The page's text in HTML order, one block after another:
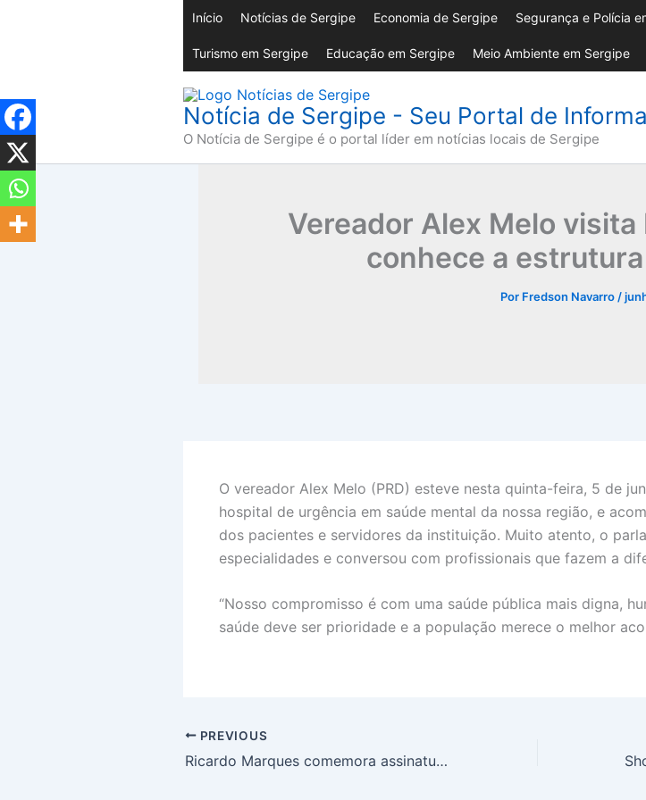
Início Notícias de Sergipe Economia de Sergipe Segurança e Polícia
Turismo em Sergipe Educação em Sergipe Meio Ambiente em Sergipe
Notícia de Sergipe - Seu Portal de
O Notícia de Sergipe é o portal líder em notícias locais de Sergipe
Vereador Alex Melo
conhece a
Por Fredson Navarro /
O vereador Alex Melo (PRD) esteve nesta quinta-feira, 5 de
hospital de urgência em saúde mental da nossa região, e
dos pacientes e servidores da instituição. Muito atento, o
especialidades e conversou com profissionais que fazem a
“Nosso compromisso é com uma saúde pública mais digna,
saúde deve ser prioridade e a população merece o melhor
PREVIOUS
Ricardo Marques comemora assinatura da Ordem de Serviço para construção da nova UBS do bairro São Conrado